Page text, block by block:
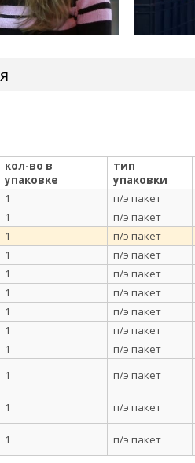
кол-во в
упаковке
тип
упаковки
1 п/э пакет
1 п/э пакет
1 п/э пакет
1 п/э пакет
1 п/э пакет
1 п/э пакет
1 п/э пакет
1 п/э пакет
1 п/э пакет
1 п/э пакет
1 п/э пакет
1 п/э пакет